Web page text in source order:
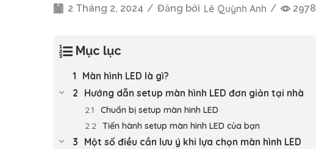
2 Tháng 2, 2024 / Đăng bởi Lê Quỳnh Anh / 2978
Mục lục
Màn hình LED là gì?
Hướng dẫn setup màn hình LED đơn giản tại nhà
Chuẩn bị setup màn hình LED
Tiến hành setup màn hình LED của bạn
Một số điều cần lưu ý khi lựa chọn màn hình LED